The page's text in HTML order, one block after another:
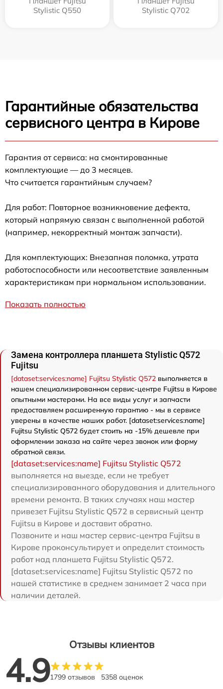
Stylistic Q550
Stylistic Q702
Гарантийные обязательства
сервисного центра в Кирове
Гарантия от сервиса: на смонтированные
комплектующие — до 3 месяцев.
Что считается гарантийным случаем?
Для работ: Повторное возникновение дефекта,
который напрямую связан с выполненной работой
(например, некорректный монтаж запчасти).
Для комплектующих: Внезапная поломка, утрата
работоспособности или несоответствие заявленным
характеристикам при нормальном использовании.
Показать полностью
Замена контроллера планшета Stylistic Q572
Fujitsu
[dataset:services:name] Fujitsu Stylistic Q572 выполняется в
нашем специализированном сервис-центре Fujitsu в Кирове
опытными мастерами. На все виды услуг и запчасти
предоставляем расширенную гарантию - мы в сервисе
уверены в качестве наших работ. [dataset:services:name]
Fujitsu Stylistic Q572 будет стоить на -15% дешевле при
оформлении заказа на сайте через звонок или форму
обратной связи.
[dataset:services:name] Fujitsu Stylistic Q572
выполняется на выезде, если не требует
специализированного оборудования и длительного
времени ремонта. В таких случаях наш мастер
привезет Fujitsu Stylistic Q572 в сервисный центр
Fujitsu в Кирове и доставит обратно.
Позвоните и наш мастер сервис-центра Fujitsu в
Кирове проконсультирует и определит стоимость
работ над планшета Fujitsu Stylistic Q572.
[dataset:services:name] Fujitsu Stylistic Q572 по
нашей статистике в среднем занимает 2 часа при
наличии деталей.
Отзывы клиентов
4.91799 отзывов 5358 оценок